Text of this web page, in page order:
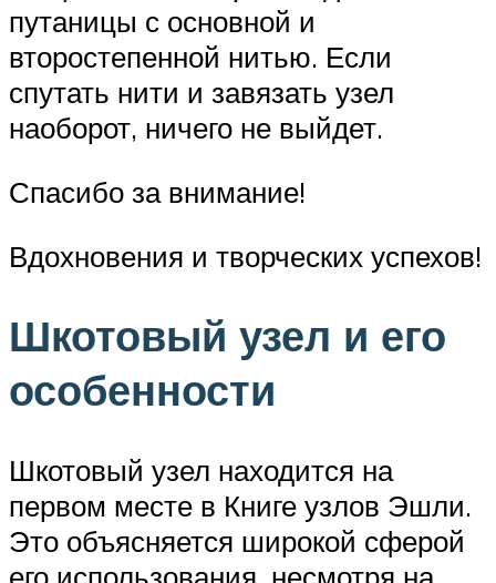
путаницы с основной и
второстепенной нитью. Если
спутать нити и завязать узел
наоборот, ничего не выйдет.
Спасибо за внимание!
Вдохновения и творческих успехов!
Шкотовый узел и его
особенности
Шкотовый узел находится на
первом месте в Книге узлов Эшли.
Это объясняется широкой сферой